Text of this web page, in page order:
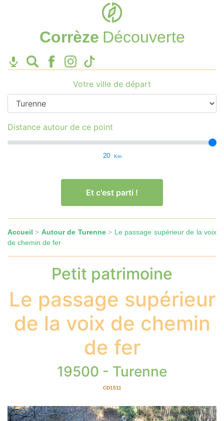
Corrèze Découverte
Votre ville de départ
Distance autour de ce point
20 Km
Et c'est parti !
Accueil > Autour de Turenne> Le passage supérieur de la voix
de chemin de fer
Petit patrimoine
Le passage supérieur
de la voix de chemin
de fer
19500 - Turenne
CD1511